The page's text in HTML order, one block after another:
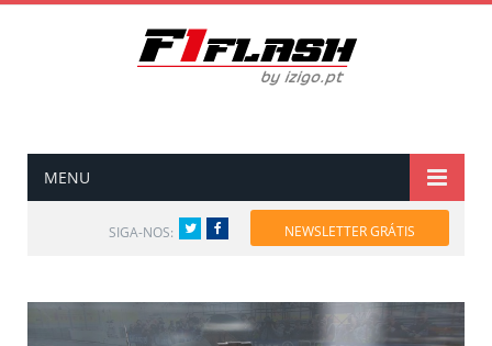
MENU
SIGA-NOS: TwitterFacebook NEWSLETTER GRÁTIS